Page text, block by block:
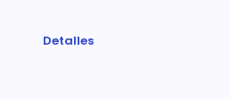
Detalles